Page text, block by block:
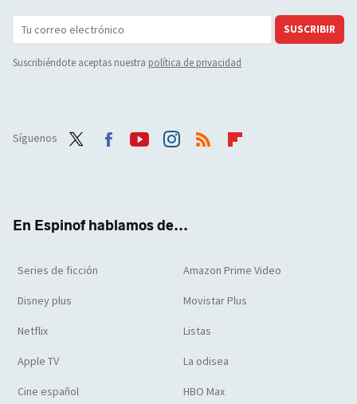
SUSCRIBIR
Suscribiéndote aceptas nuestra política de privacidad
Síguenos
En Espinof hablamos de...
Series de ficción Amazon Prime Video
Disney plus Movistar Plus
Netflix Listas
Apple TV La odisea
Cine español HBO Max